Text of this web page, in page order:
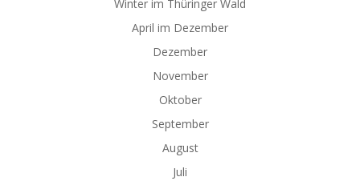
Winter im Thüringer Wald
April im Dezember
Dezember
November
Oktober
September
August
Juli